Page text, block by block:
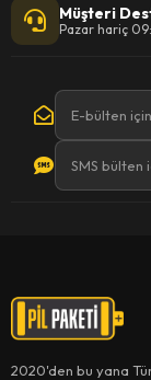
Müşteri
Pazar hariç
2020'den bu yana